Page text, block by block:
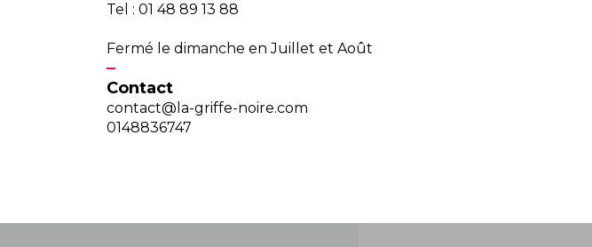
Tel : 01 48 89 13 88
Fermé le dimanche en Juillet et Août
Contact
contact@la-griffe-noire.com
0148836747